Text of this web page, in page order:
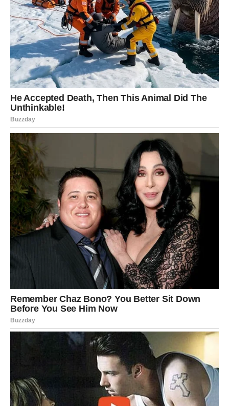
Pred vama su veoma snažni trenuci.
STRIJELAC
Nova energija donosi vam spontane događaje i mnogo
pozitivnih emocija.
Jedna osoba sada vam vraća vjeru da život može biti
mnogo ljepši nego prije.
Sreća vam dolazi neočekivano
Pred vama su veoma lijepi trenuci.
JARAC
Jarčevi konačno ulaze u mnogo stabilniji i mirniji period.
Na poslovnom i emotivnom planu dolazi osjećaj
sigurnosti i velikog olakšanja.
Duša vam konačno odmara
Pred vama su veoma važni trenuci sreće.
Zvijezde vam donose neočekivanu vijest koja bi vam
mogla potpuno promijeniti planove.